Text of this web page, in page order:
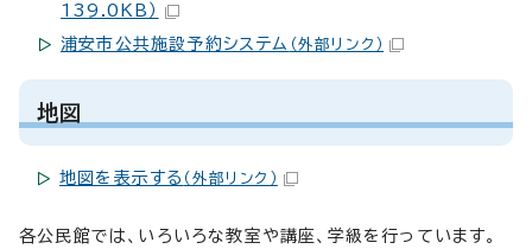
139.0KB）
浦安市公共施設予約システム （外部リンク）
地図
地図を表示する （外部リンク）
各公民館では、いろいろな教室や講座、学級を行っています。